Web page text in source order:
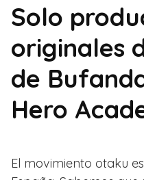
Solo
originales
de
Hero
El movimiento otaku